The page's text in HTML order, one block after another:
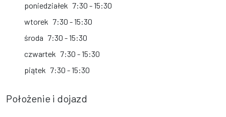
poniedziałek 7:30 - 15:30
wtorek 7:30 - 15:30
środa 7:30 - 15:30
czwartek 7:30 - 15:30
piątek 7:30 - 15:30
Położenie i dojazd